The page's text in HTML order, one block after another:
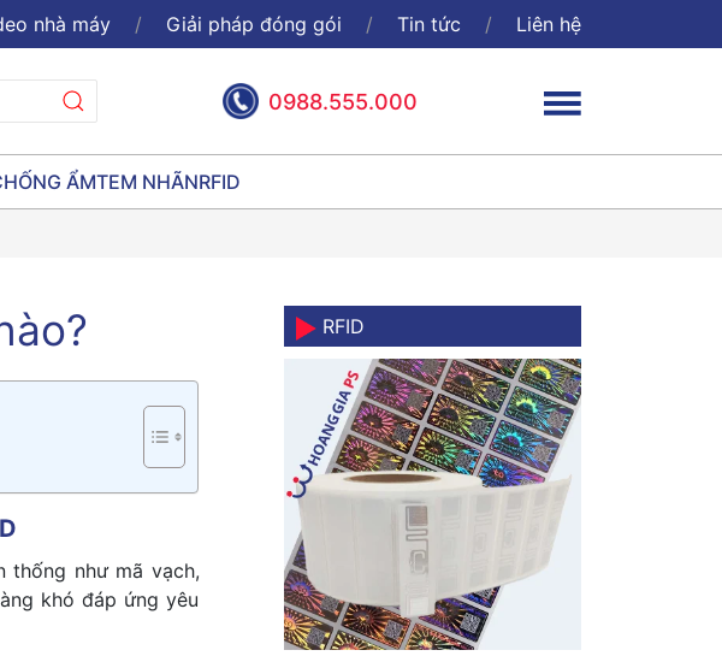
nhà máy Giải pháp đóng gói Tin tức Liên hệ
0988.555.000
ẨMTEM NHÃNRFID
thống như mã vạch,
khó đáp ứng yêu
RFID